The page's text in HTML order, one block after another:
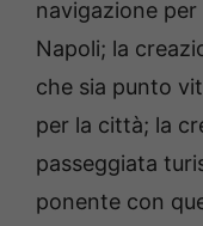
navigazione
Napoli; la
che sia punto
per la città; la
passeggiata
ponente con